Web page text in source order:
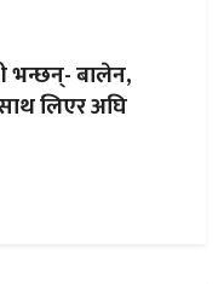
भन्छन्- बालेन,
लिएर अघि